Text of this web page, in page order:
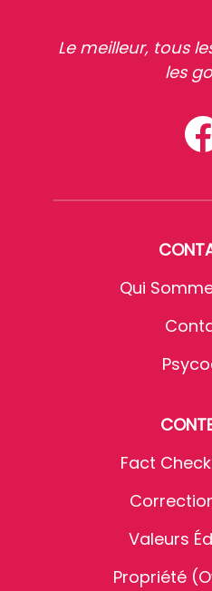
Le meilleur, tous
les
Qui
Fact
Valeurs
Propriété